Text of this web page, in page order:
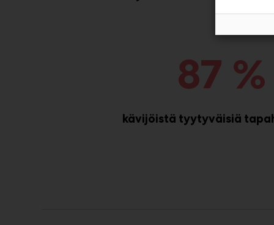
87 %
kävijöistä tyytyväisiä